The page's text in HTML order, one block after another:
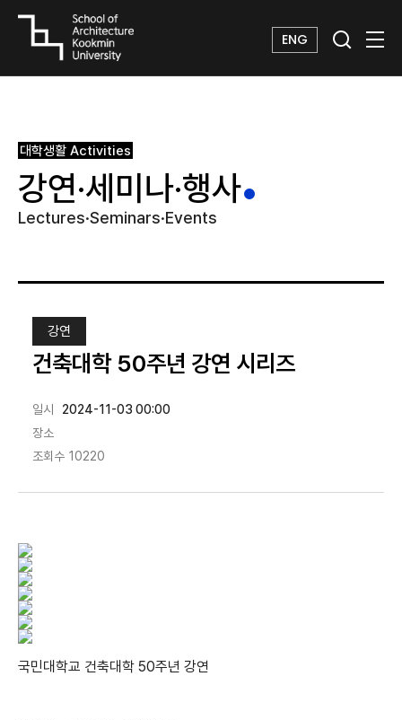
ENG
대학생활 Activities
강연·세미나·행사
Lectures·Seminars·Events
강연
건축대학 50주년 강연 시리즈
일시
2024-11-03 00:00
장소
조회수 10220
국민대학교 건축대학 50주년 강연